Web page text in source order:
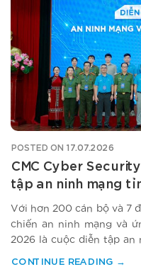
POSTED ON 17.07.2026
CMC Cyber
tập an ninh mạng
Với hơn 200 cán bộ và 7
chiến an ninh mạng và
2026 là cuộc diễn tập an
CONTINUE READING →